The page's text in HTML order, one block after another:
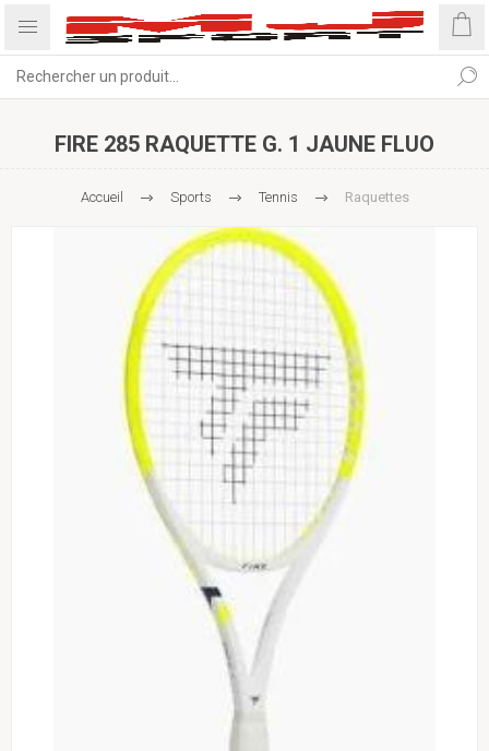
FIRE 285 RAQUETTE G. 1 JAUNE FLUO
Accueil Sports Tennis Raquettes